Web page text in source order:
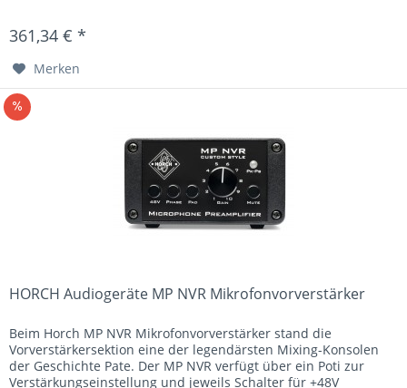
361,34 € *
Merken
HORCH Audiogeräte MP NVR Mikrofonvorverstärker
Beim Horch MP NVR Mikrofonvorverstärker stand die
Vorverstärkersektion eine der legendärsten Mixing-Konsolen
der Geschichte Pate. Der MP NVR verfügt über ein Poti zur
Verstärkungseinstellung und jeweils Schalter für +48V